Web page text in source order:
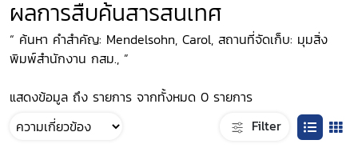
ผลการสืบค้นสารสนเทศ
“ ค้นหา คำสำคัญ: Mendelsohn, Carol, สถานที่จัดเก็บ: มุมสิ่ง
พิมพ์สำนักงาน กสม., ”
แสดงข้อมูล ถึง รายการ จากทั้งหมด 0 รายการ
Filter